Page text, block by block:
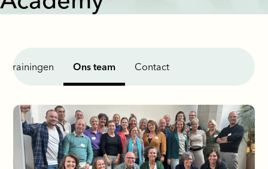
Trainingen Ons team Contact